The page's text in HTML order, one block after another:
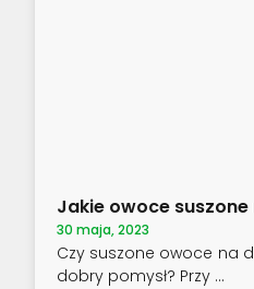
Jakie owoce
30 maja, 2023
Czy suszone owoce na
dobry pomysł? Przy